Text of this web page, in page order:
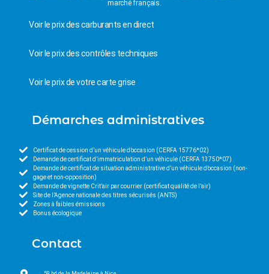
marché français.
Voir le prix des carburants en direct
Voir le prix des contrôles techniques
Voir le prix de votre carte grise
Démarches administratives
Certificat de cession d’un véhicule d’occasion (CERFA 15776*02)
Demande de certificat d’immatriculation d’un véhicule (CERFA 13750*07)
Demande de certificat de situation administrative d’un véhicule d’occasion (non-
gage et non-opposition)
Demande de vignette Crit’air par courrier (certificat qualité de l’air)
Site de l’Agence nationale des titres sécurisés (ANTS)
Zones à faibles émissions
Bonus écologique
Contact